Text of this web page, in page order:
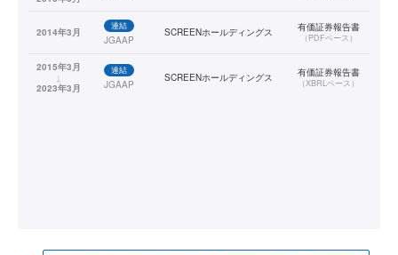
2014年3月
連結
JGAAP
SCREENホールディングス 有価証券報告書
（PDFベース）
2015年3月
↓
2023年3月
連結
JGAAP
SCREENホールディングス 有価証券報告書
（XBRLベース）